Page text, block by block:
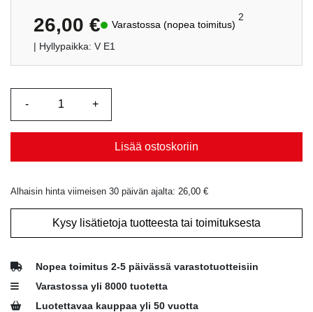
26,00 € Varastossa (nopea toimitus)
2
| Hyllypaikka: V E1
Lisää ostoskoriin
Alhaisin hinta viimeisen 30 päivän ajalta: 26,00 €
Kysy lisätietoja tuotteesta tai toimituksesta
Nopea toimitus 2-5 päivässä varastotuotteisiin
Varastossa yli 8000 tuotetta
Luotettavaa kauppaa yli 50 vuotta